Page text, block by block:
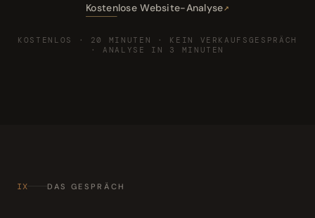
Kostenlose Website-Analyse
KOSTENLOS · 20 MINUTEN · KEIN VERKAUFSGESPRÄCH
· ANALYSE IN 3 MINUTEN
IX DAS GESPRÄCH